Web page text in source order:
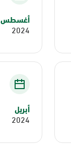
أغسطس
2024
أبريل
2024